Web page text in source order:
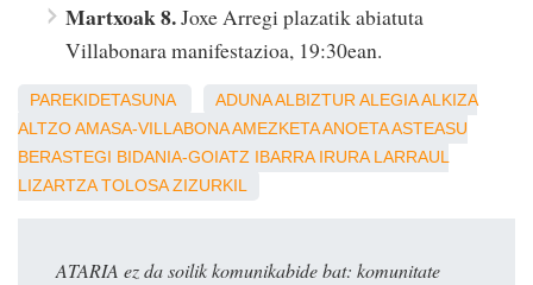
Martxoak 8.Joxe Arregi plazatik abiatuta
Villabonara manifestazioa, 19:30ean.
PAREKIDETASUNA ADUNAALBIZTUR ALEGIAALKIZA
ALTZOAMASA-VILLABONAAMEZKETAANOETAASTEASU
BERASTEGI BIDANIA-GOIATZ IBARRA IRURA LARRAUL
LIZARTZA TOLOSA ZIZURKIL
ATARIA ez da soilik komunikabide bat: komunitate